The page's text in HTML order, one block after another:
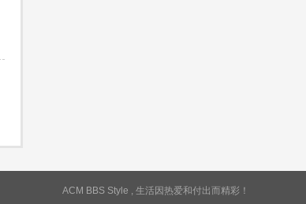
ACM BBS Style , 生活因热爱和付出而精彩！